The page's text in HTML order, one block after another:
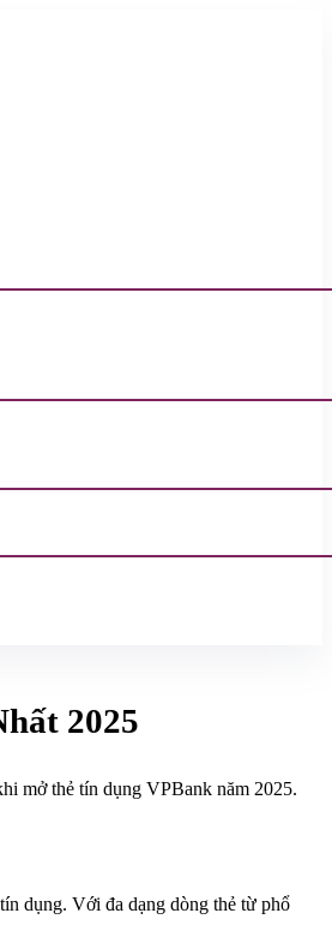
2025
mở thẻ tín dụng VPBank năm 2025.
dụng. Với đa dạng dòng thẻ từ phổ